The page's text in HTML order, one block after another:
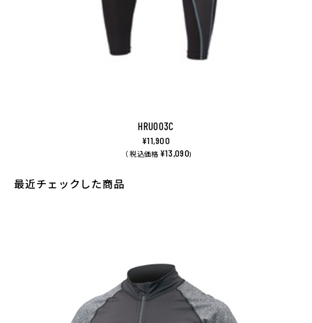
HRU003C
¥11,900
（ 税込価格 ¥13,090)
最近チェックした商品